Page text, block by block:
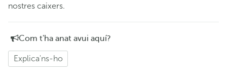
nostres caixers.
Com t'ha anat avui aquí?
Explica'ns-ho